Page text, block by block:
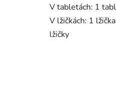
V tabletách: 1
V lžičkách: 1
lžičky